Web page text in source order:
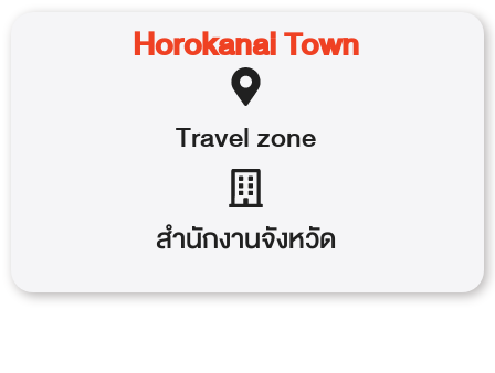
Horokanai Town
Travelzone
สำนักงานจังหวัด